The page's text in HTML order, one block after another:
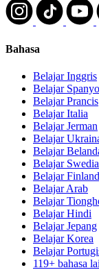
Bahasa
Belajar Inggris
Belajar
Belajar Prancis
Belajar Italia
Belajar Jerman
Belajar
Belajar
Belajar Swedia
Belajar
Belajar Arab
Belajar
Belajar Hindi
Belajar Jepang
Belajar Korea
Belajar
119+ bahasa